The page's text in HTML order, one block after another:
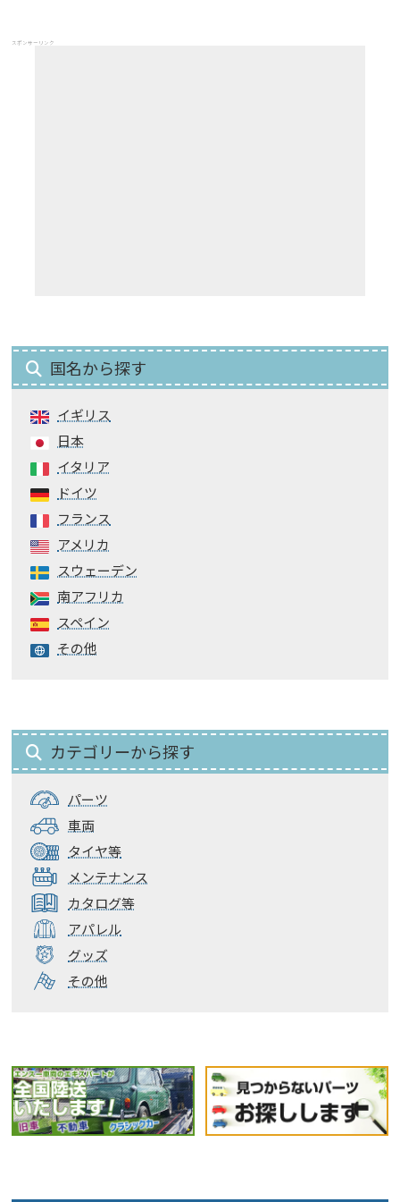
スポンサーリンク
国名から探す
イギリス
日本
イタリア
ドイツ
フランス
アメリカ
スウェーデン
南アフリカ
スペイン
その他
カテゴリーから探す
パーツ
車両
タイヤ等
メンテナンス
カタログ等
アパレル
グッズ
その他